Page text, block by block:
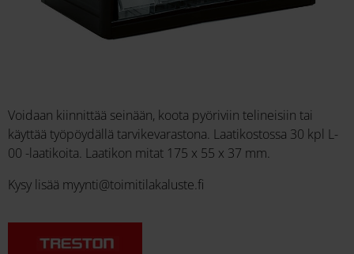
Voidaan kiinnittää seinään, koota pyöriviin telineisiin tai
käyttää työpöydällä tarvikevarastona. Laatikostossa 30 kpl L-
00 -laatikoita. Laatikon mitat 175 x 55 x 37 mm.
Kysy lisää myynti@toimitilakaluste.fi